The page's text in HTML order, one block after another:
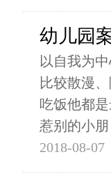
幼儿园
以自我为
比较散漫
吃饭他都
惹别的小朋
2018-08-07